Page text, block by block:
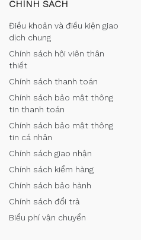
CHÍNH SÁCH
Điều khoản và điều kiện giao
dịch chung
Chính sách hội viên thân
thiết
Chính sách thanh toán
Chính sách bảo mật thông
tin thanh toán
Chính sách bảo mật thông
tin cá nhân
Chính sách giao nhận
Chính sách kiểm hàng
Chính sách bảo hành
Chính sách đổi trả
Biểu phí vận chuyển